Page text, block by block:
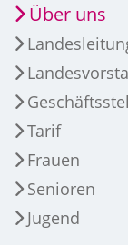
Über uns
Tarif
Frauen
Senioren
Jugend